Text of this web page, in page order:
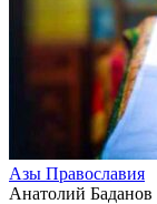
Азы Православия
Анатолий Баданов